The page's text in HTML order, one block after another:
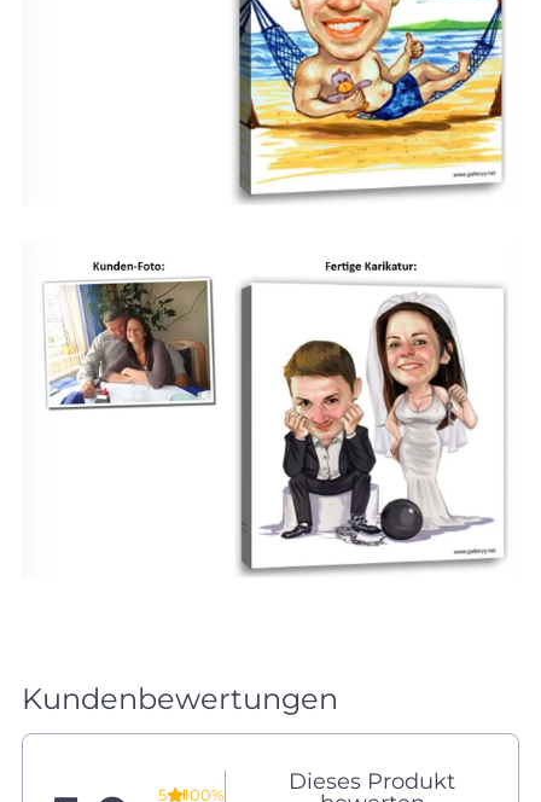
Kundenbewertungen
5
100%
Dieses Produkt